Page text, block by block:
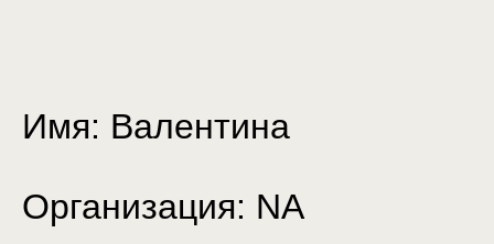
Имя: Валентина
Организация: NA